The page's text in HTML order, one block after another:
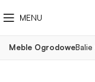
MENU
Meble Ogrodowe